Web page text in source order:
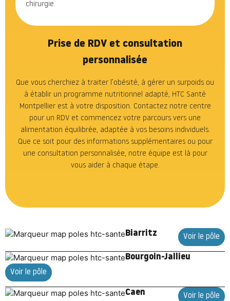
chirurgie.
Prise de RDV et consultation
personnalisée
Que vous cherchiez à traiter l’obésité, à gérer un surpoids ou
à établir un programme nutritionnel adapté, HTC Santé
Montpellier est à votre disposition. Contactez notre centre
pour un RDV et commencez votre parcours vers une
alimentation équilibrée, adaptée à vos besoins individuels.
Que ce soit pour des informations supplémentaires ou pour
une consultation personnalisée, notre équipe est là pour
vous aider à chaque étape.
Biarritz Voir le pôle
Bourgoin-Jallieu
Voir le pôle
Caen Voir le pôle